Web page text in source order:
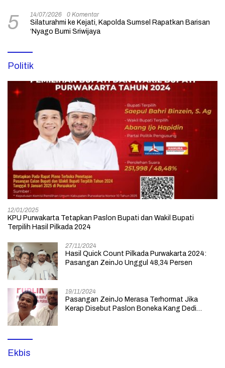
5 14/07/2026 0 Komentar
Silaturahmi ke Kejati, Kapolda Sumsel Rapatkan Barisan
‘Nyago Bumi Sriwijaya
Politik
12/01/2025
KPU Purwakarta Tetapkan Paslon Bupati dan Wakil Bupati
Terpilih Hasil Pilkada 2024
27/11/2024
Hasil Quick Count Pilkada Purwakarta 2024:
Pasangan ZeinJo Unggul 48,34 Persen
19/11/2024
Pasangan ZeinJo Merasa Terhormat Jika
Kerap Disebut Paslon Boneka Kang Dedi
Ekbis